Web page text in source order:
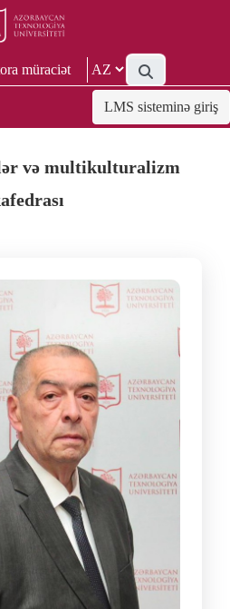
müraciət
LMS sisteminə giriş
və multikulturalizm